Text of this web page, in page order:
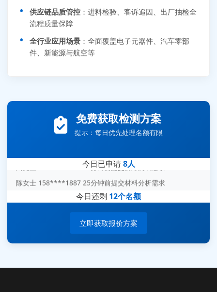
供应链品质管控 ：进料检验、客诉追因、出厂抽检全
流程质量保障
全行业应用场景 ：全面覆盖电子元器件、汽车零部
件、新能源与航空等
免费获取检测方案
提示：每日优先处理名额有限
今日已申请8人
李女士 159****5393 3分钟前提交可靠性测试需求
王经理 186****9012 7分钟前提交并网/涉网试验需求
刘先生 139****7889 18分钟前提交防爆测试需求
杨经理 187****6696 30分钟前提交无人机测试需求
今日还剩 12个名额
立即获取报价方案